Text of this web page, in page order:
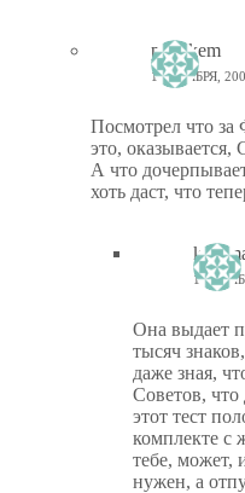
ptiz_kem
17 НОЯБРЯ,
Посмотрел что за
это,
А что
хоть даст, что
17
Она выдает
тысяч
даже зная,
Советов, что
этот тест
комплекте с
тебе, может,
нужен, а